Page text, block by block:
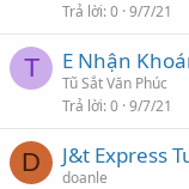
Trả lời 0 9/7/21
T E Nhận
Tũ Sắt Văn Phúc
Trả lời 0 9/7/21
D J&t Express
doanle